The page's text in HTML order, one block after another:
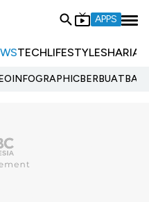
APPS
TECHLIFESTYLESHARIA
INFOGRAPHIC